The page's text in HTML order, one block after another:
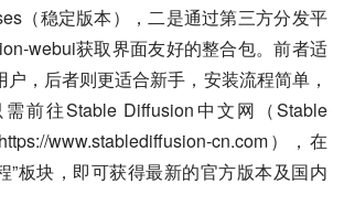
（稳定版本），二是通过第三方分发平
webui获取界面友好的整合包。前者适
，后者则更适合新手，安装流程简单，
前往Stable Diffusion中文网（Stable
www.stablediffusion-cn.com），在
”板块，即可获得最新的官方版本及国内